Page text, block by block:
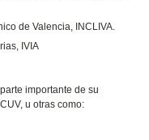
de Valencia, INCLIVA.
IVIA
importante de su
u otras como: